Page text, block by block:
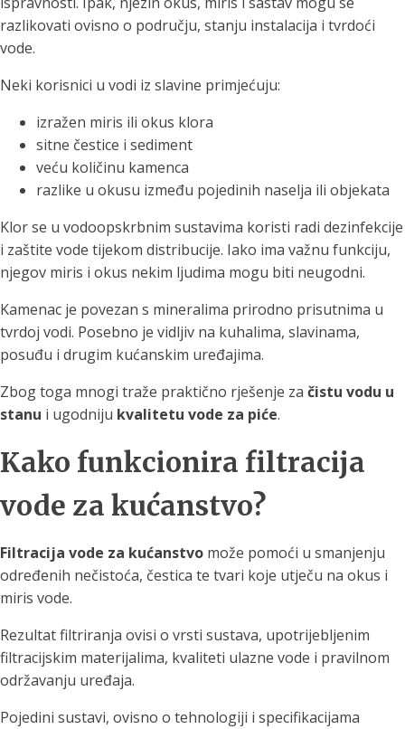
razlikovati ovisno o području, stanju instalacija i tvrdoći
vode.
Neki korisnici u vodi iz slavine primjećuju:
izražen miris ili okus klora
sitne čestice i sediment
veću količinu kamenca
razlike u okusu između pojedinih naselja ili objekata
Klor se u vodoopskrbnim sustavima koristi radi dezinfekcije
i zaštite vode tijekom distribucije. Iako ima važnu funkciju,
njegov miris i okus nekim ljudima mogu biti neugodni.
Kamenac je povezan s mineralima prirodno prisutnima u
tvrdoj vodi. Posebno je vidljiv na kuhalima, slavinama,
posuđu i drugim kućanskim uređajima.
Zbog toga mnogi traže praktično rješenje za čistu vodu u
stanu i ugodniju kvalitetu vode za piće.
Kako funkcionira filtracija
vode za kućanstvo?
Filtracija vode za kućanstvo može pomoći u smanjenju
određenih nečistoća, čestica te tvari koje utječu na okus i
miris vode.
Rezultat filtriranja ovisi o vrsti sustava, upotrijebljenim
filtracijskim materijalima, kvaliteti ulazne vode i pravilnom
održavanju uređaja.
Pojedini sustavi, ovisno o tehnologiji i specifikacijama